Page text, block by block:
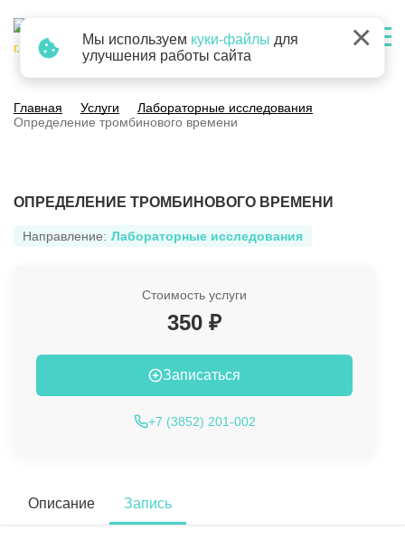
г. Барнаул
Главная Услуги
Лабораторные исследования
Определение тромбинового времени
ОПРЕДЕЛЕНИЕ ТРОМБИНОВОГО ВРЕМЕНИ
Направление: Лабораторные исследования
Стоимость услуги
350 ₽
Записаться
+7 (3852) 201-002
Описание Запись
Мы используем куки-файлы для
улучшения работы сайта
×